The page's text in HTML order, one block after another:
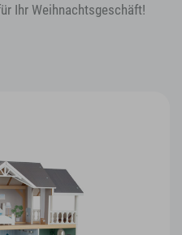
Ihr Weihnachtsgeschäft!